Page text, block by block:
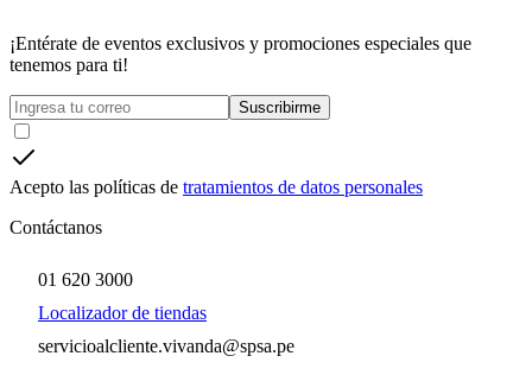
¡Entérate de eventos exclusivos y promociones especiales que
tenemos para ti!
Suscribirme
Acepto las políticas de tratamientos de datos personales
Contáctanos
01 620 3000
Localizador de tiendas
servicioalcliente.vivanda@spsa.pe